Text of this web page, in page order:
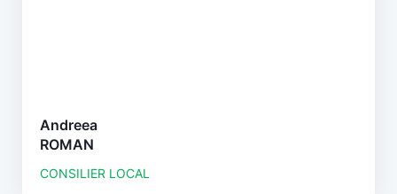
Andreea
ROMAN
CONSILIER LOCAL